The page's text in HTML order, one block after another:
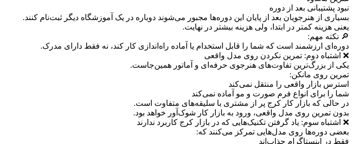
نبود پشتیبانی بعد از دوره
بسیاری از هنرجویان بعد از پایان این دوره‌ها مجبور می‌شوند دوباره در یک آموزشگاه دیگر ثبت‌نام کنند.
یعنی هزینه کمتر در ابتدا، ولی هزینه بیشتر در نهایت.
🔎 نکته مهم:
دوره‌ای ارزشمند است که شما را قابل استخدام یا آماده راه‌اندازی کار کند، نه فقط دارای مدرک.
❌ اشتباه دوم: تمرین نکردن روی مدل واقعی
یکی از بزرگ‌ترین تفاوت‌های هنرجوی حرفه‌ای و آماتور همین‌جاست.
تمرین روی مانکن:
استرس بازار واقعی را منتقل نمی‌کند
شما را برای انواع فرم صورت و مو آماده نمی‌کند
در حالی که بازار کار کرج پر از مشتری با سلیقه‌های متفاوت است.
بدون تمرین روی مدل واقعی، ورود به بازار کار شوک‌آور خواهد بود.
❌ اشتباه سوم: یاد گرفتن تکنیک‌هایی که در بازار کرج کاربرد ندارند
بعضی دوره‌ها روی مدل‌هایی تمرکز می‌کنند که:
فقط در اینستاگرام جذاب‌اند